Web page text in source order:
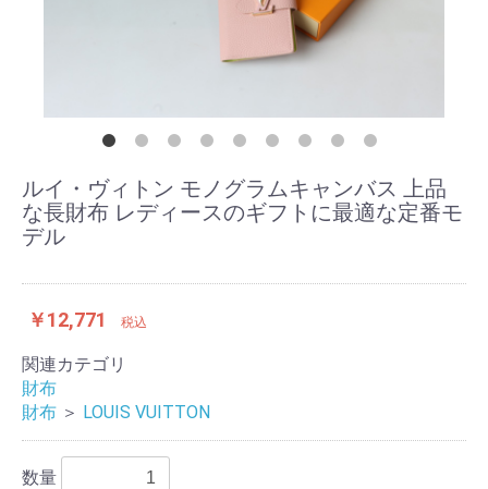
ルイ・ヴィトン モノグラムキャンバス 上品
な長財布 レディースのギフトに最適な定番モ
デル
￥12,771 税込
関連カテゴリ
財布
財布 ＞ LOUIS VUITTON
数量